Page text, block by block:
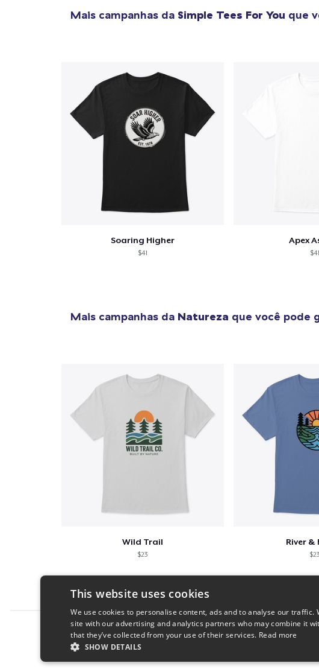
Mais campanhas da Simple Tees For You que
Soaring Higher
$41
Apex
$41
Mais campanhas da Natureza que você pode
Wild Trail
$23
River &
$23
Report this product
This website uses cookies
We use cookies to personalise content, ads and to analyse our
site with our advertising and analytics partners who may combine it
that they’ve collected from your use of their services. Read more
SHOW DETAILS